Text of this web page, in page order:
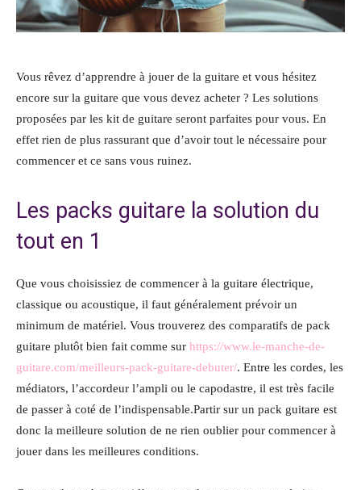
Vous rêvez d’apprendre à jouer de la guitare et vous hésitez
encore sur la guitare que vous devez acheter ? Les solutions
proposées par les kit de guitare seront parfaites pour vous. En
effet rien de plus rassurant que d’avoir tout le nécessaire pour
commencer et ce sans vous ruinez.
Les packs guitare la solution du
tout en 1
Que vous choisissiez de commencer à la guitare électrique,
classique ou acoustique, il faut généralement prévoir un
minimum de matériel. Vous trouverez des comparatifs de pack
guitare plutôt bien fait comme sur https://www.le-manche-de-
guitare.com/meilleurs-pack-guitare-debuter/. Entre les cordes, les
médiators, l’accordeur l’ampli ou le capodastre, il est très facile
de passer à coté de l’indispensable.Partir sur un pack guitare est
donc la meilleure solution de ne rien oublier pour commencer à
jouer dans les meilleures conditions.